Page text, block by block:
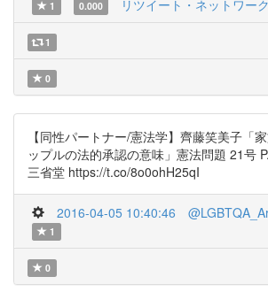
1 0.000 リツイート・ネットワー
1
0
【同性パートナー/憲法学】齊藤笑美子「
ップルの法的承認の意味」憲法問題 21号
三省堂 https://t.co/8o0ohH25qI
2016-04-05 10:40:46
1
0